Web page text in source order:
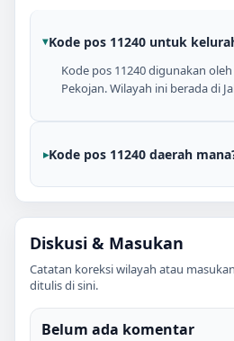
Kode pos 11240 untuk
Kode pos 11240 digunakan
Pekojan. Wilayah ini berada di
Kode pos 11240 daerah
Diskusi & Masukan
Catatan koreksi wilayah atau
ditulis di sini.
Belum ada komentar